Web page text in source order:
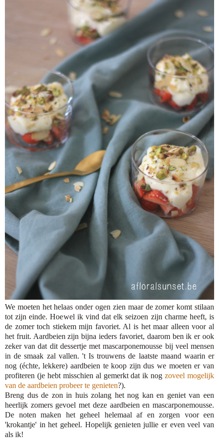
We moeten het helaas onder ogen zien maar de zomer komt stilaan
tot zijn einde. Hoewel ik vind dat elk seizoen zijn charme heeft, is
de zomer toch stiekem mijn favoriet. Al is het maar alleen voor al
het fruit. Aardbeien zijn bijna ieders favoriet, daarom ben ik er ook
zeker van dat dit dessertje met mascarponemousse bij veel mensen
in de smaak zal vallen. 't Is trouwens de laatste maand waarin er
nog (échte, lekkere) aardbeien te koop zijn dus we moeten er van
profiteren (je hebt misschien al gemerkt dat ik nogzoveel mogelijk
van de aardbeien probeer te genieten?).
Breng dus de zon in huis zolang het nog kan en geniet van een
heerlijk zomers gevoel met deze aardbeien en mascarponemousse.
De noten maken het geheel helemaal af en zorgen voor een
'krokantje' in het geheel. Hopelijk genieten jullie er even veel van
als ik!